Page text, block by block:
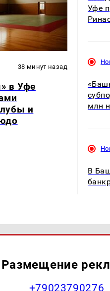
38 минут назад
в Уфе
и
Уфе
млн
В
Размещение
+79023790276